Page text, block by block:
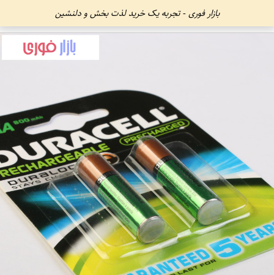
بازار فوری - تجربه یک خرید لذت بخش و دلنشین